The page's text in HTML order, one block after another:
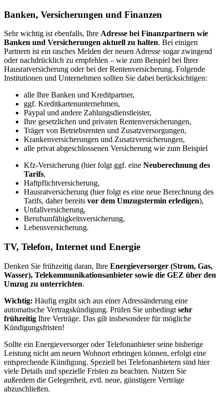
Banken, Versicherungen und Finanzen
Sehr wichtig ist ebenfalls, Ihre Adresse bei Finanzpartnern wie
Banken und Versicherungen aktuell zu halten. Bei einigen
Partnern ist ein rasches Melden der neuen Adresse sogar zwingend
oder nachdrücklich zu empfehlen – wie zum Beispiel bei Ihrer
Hausratversicherung oder bei der Rentenversicherung. Folgende
Institutionen und Unternehmen sollten Sie dabei berücksichtigen:
alle Ihre Banken und Kreditpartner,
ggf. Kreditkartenunternehmen,
Paypal und andere Zahlungsdienstleister,
Ihre gesetzlichen und privaten Rentenversicherungen,
Träger von Betriebsrenten und Zusatzversorgungen,
Krankenversicherungen und Zusatzversicherungen,
alle privat abgeschlossenen Versicherung wie zum Beispiel
Kfz-Versicherung (hier folgt ggf. eine Neuberechnung des
Tarifs,
Haftpflichtversicherung,
Hausratversicherung (hier folgt es eine neue Berechnung des
Tarifs, daher bereits vor dem Umzugstermin erledigen),
Unfallversicherung,
Berufsunfähigkeitsversicherung,
Lebensversicherung.
TV, Telefon, Internet und Energie
Denken Sie frühzeitig daran, Ihre Energieversorger (Strom, Gas,
Wasser), Telekommunikationsanbieter sowie die GEZ über den
Umzug zu unterrichten.
Wichtig: Häufig ergibt sich aus einer Adressänderung eine
automatische Vertragskündigung. Prüfen Sie unbedingt sehr
frühzeitig Ihre Verträge. Das gilt insbesondere für mögliche
Kündigungsfristen!
Sollte ein Energieversorger oder Telefonanbieter seine bisherige
Leistung nicht am neuen Wohnort erbringen können, erfolgt eine
entsprechende Kündigung. Speziell bei Telefonanbietern sind hier
viele Details und spezielle Fristen zu beachten. Nutzen Sie
außerdem die Gelegenheit, evtl. neue, günstigere Verträge
abzuschließen.